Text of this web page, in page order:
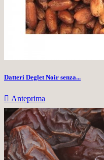
Datteri Deglet Noir senza...
 Anteprima